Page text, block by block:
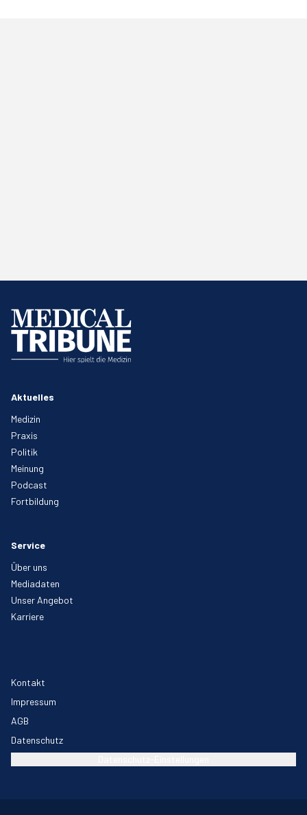
Aktuelles
Medizin
Praxis
Politik
Meinung
Podcast
Fortbildung
Service
Über uns
Mediadaten
Unser Angebot
Karriere
Kontakt
Impressum
AGB
Datenschutz